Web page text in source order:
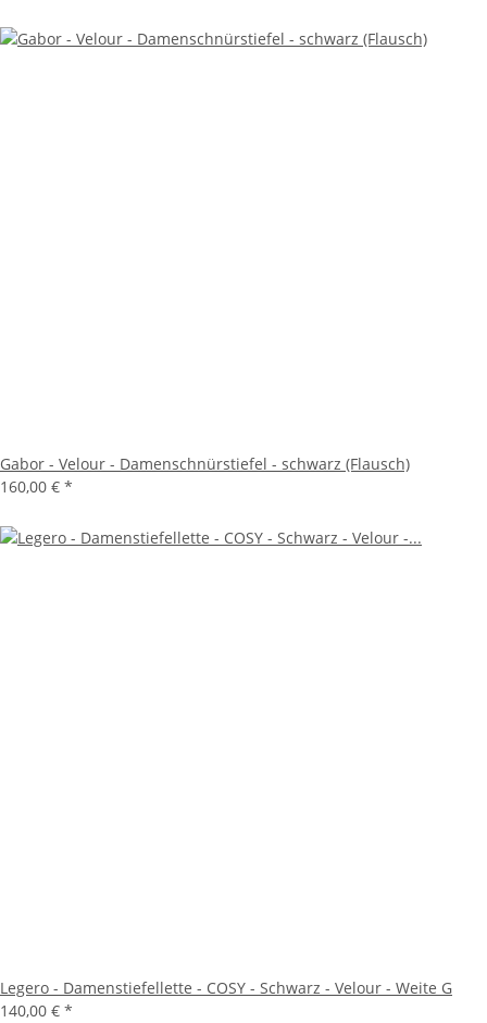
Gabor - Velour - Damenschnürstiefel - schwarz (Flausch)
160,00 € *
Legero - Damenstiefellette - COSY - Schwarz - Velour - Weite G
140,00 € *